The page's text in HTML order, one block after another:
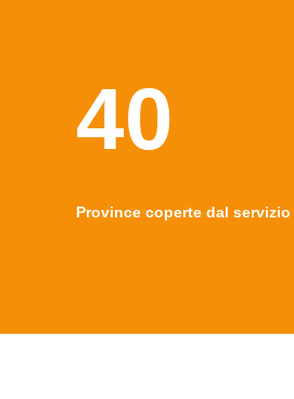
40
Province coperte dal servizio